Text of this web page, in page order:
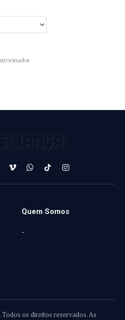
VimeoWhatsApp
TikTokInstagram
Quem Somos
-
os direitos reservados. As